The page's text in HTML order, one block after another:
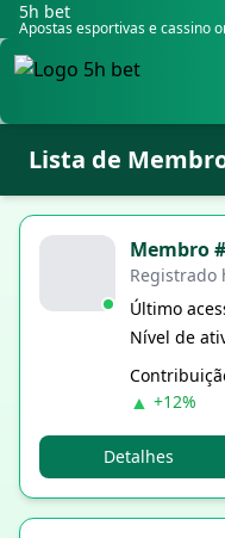
5h bet
Apostas esportivas e cassino
Lista de
Membro
Registrado
Último
Nível de
▲ +12%
Detalhes